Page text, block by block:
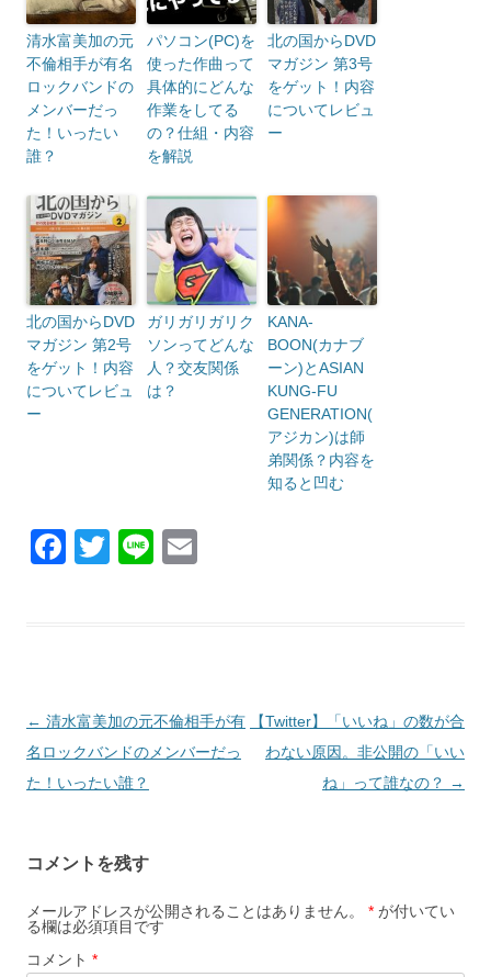
清水富美加の元
不倫相手が有名
ロックバンドの
メンバーだっ
た！いったい
誰？
パソコン(PC)を
使った作曲って
具体的にどんな
作業をしてる
の？仕組・内容
を解説
北の国からDVD
マガジン 第3号
をゲット！内容
についてレビュ
ー
北の国からDVD
マガジン 第2号
をゲット！内容
についてレビュ
ー
ガリガリガリク
ソンってどんな
人？交友関係
は？
KANA-
BOON(カナブ
ーン)とASIAN
KUNG-FU
GENERATION(
アジカン)は師
弟関係？内容を
知ると凹む
F
o
o
k
T
Li
投
稿
ナ
ー
シ
ョ
ン
← 清水富美加の元不倫相手が有
名ロックバンドのメンバーだっ
た！いったい誰？
【Twitter】「いいね」の数が合
わない原因。非公開の「いい
ね」って誰なの？ →
コメントを残す
メールアドレスが公開されることはありません。 * が付いてい
る欄は必須項目です
コメント *